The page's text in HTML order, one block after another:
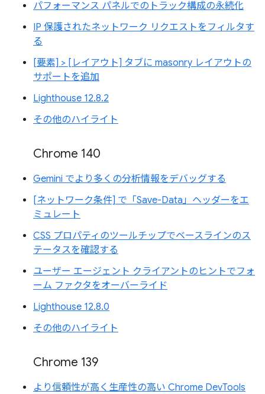
パフォーマンス パネルでのトラック構成の永続化
IP 保護されたネットワーク リクエストをフィルタす
る
[要素] > [レイアウト] タブに masonry レイアウトの
サポートを追加
Lighthouse 12.8.2
その他のハイライト
Chrome 140
Gemini でより多くの分析情報をデバッグする
[ネットワーク条件] で「Save-Data」ヘッダーをエ
ミュレート
CSS プロパティのツールチップでベースラインのス
テータスを確認する
ユーザー エージェント クライアントのヒントでフォ
ーム ファクタをオーバーライド
Lighthouse 12.8.0
その他のハイライト
Chrome 139
より信頼性が高く生産性の高い Chrome DevTools